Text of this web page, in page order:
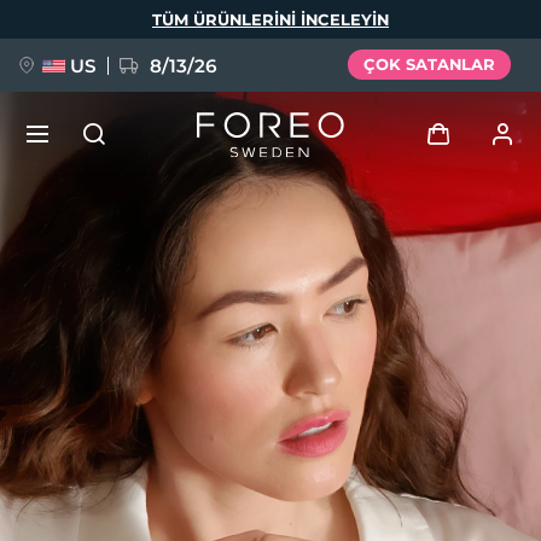
TÜM ÜRÜNLERINI INCELEYIN
US 8/13/26 ÇOK SATANLAR
Giriş
Kullanici profi̇li̇
Cihazlarım
Siparişlerim
Adresim
Aboneliklerim
FAQ™ Pure Beauty-Tech Elixir
BREAKING NEWS
issa™ Teeth Whitening Set
Dil Seçimi
English Deutsch
Español
Français
Português
Polski
Svenska
Русский
Türkçe
简体中文 繁體中文